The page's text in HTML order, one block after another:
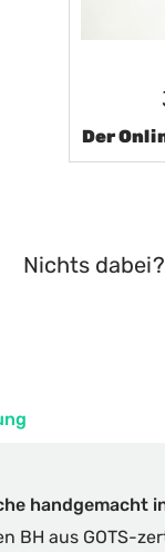
Der
Nichts
handgemacht
BH aus GOTS-